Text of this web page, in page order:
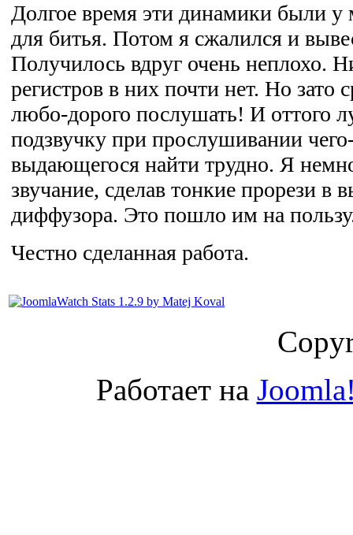
Долгое время эти динамики были у
для битья. Потом я сжалился и
Получилось вдруг очень неплохо.
регистров в них почти нет. Но зато
любо-дорого послушать! И оттого
подзвучку при прослушивании
выдающегося найти трудно. Я
звучание, сделав тонкие прорези в
диффузора. Это пошло им на
Честно сделанная работа.
Работает на